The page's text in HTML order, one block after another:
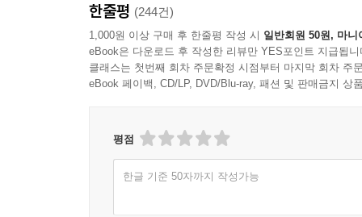
한줄평 (244건)
1,000원 이상 구매 후 한줄평 작성 시 일반회원 50원, 마니
eBook은 다운로드 후 작성한 리뷰만 YES포인트 지급됩니
클래스는 첫번째 회차 주문확정 시점부터 마지막 회차 주
eBook 페이백, CD/LP, DVD/Blu-ray, 패션 및 판매금지 상
평점
한글 기준 50자까지 작성가능